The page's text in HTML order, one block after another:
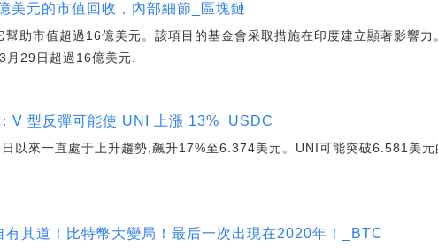
美元的市值回收，內部細節_區塊鏈
助市值超過16億美元。該項目的基金會采取措施在印度建立顯著影響力
29日超過16億美元.
V 型反彈可能使 UNI 上漲 13%_USDC
以來一直處于上升趨勢,飆升17%至6.374美元。UNI可能突破6.581美
有其道！比特幣大變局！最后一次出現在2020年！_BTC